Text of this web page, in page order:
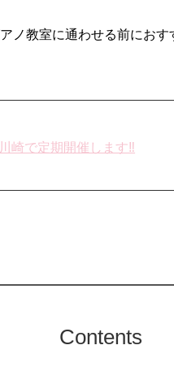
ノ教室に通わせる前にお
崎で定期開催します‼︎
Contents